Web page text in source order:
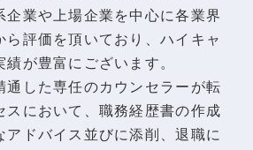
企業や上場企業を中心に各業界
ら評価を頂いており、ハイキャ
績が豊富にございます。
通した専任のカウンセラーが転
スにおいて、職務経歴書の作成
アドバイス並びに添削、退職に